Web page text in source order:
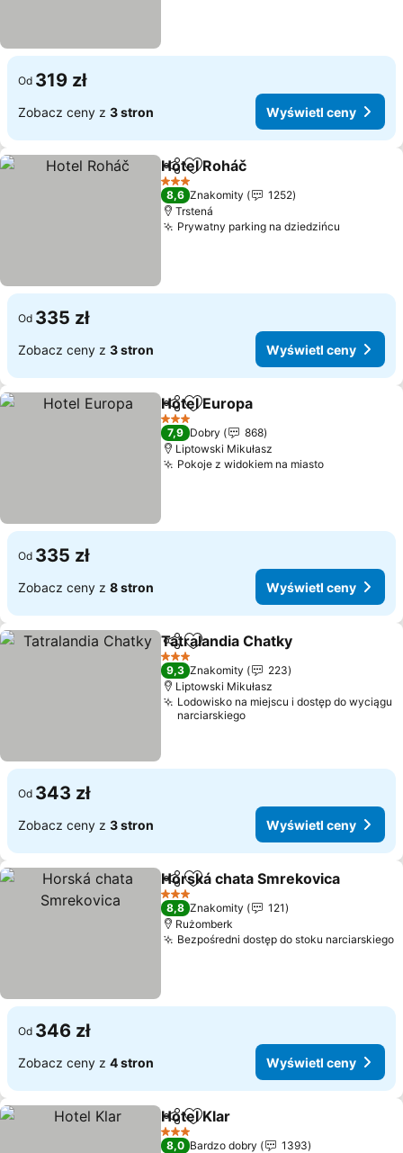
Od 319 zł
Zobacz ceny z 3 stron Wyświetl ceny
Udostępnij
Dodaj do ulubionych
Hotel Roháč
3 Kategoria
8,6 Znakomity
1252
Trstená
Prywatny parking na dziedzińcu
Od 335 zł
Zobacz ceny z 3 stron Wyświetl ceny
Udostępnij
Dodaj do ulubionych
Hotel Europa
3 Kategoria
7,9 Dobry
868
Liptowski Mikułasz
Pokoje z widokiem na miastoWyświetl
Od 335 zł
Zobacz ceny z 8 stron Wyświetl ceny
Udostępnij
Dodaj do ulubionych
Tatralandia Chatky
3 Kategoria
9,3 Znakomity
223
Liptowski Mikułasz
Lodowisko na miejscu i dostęp do wyciągu
narciarskiego
Od 343 zł
Zobacz ceny z 3 stron Wyświetl ceny
Udostępnij
Dodaj do ulubionych
Horská chata Smrekovica
3 Kategoria
8,8 Znakomity
121
Rużomberk
Bezpośredni dostęp do stoku narciarskiego
Od 346 zł
Zobacz ceny z 4 stron Wyświetl ceny
Udostępnij
Dodaj do ulubionych
Hotel Klar
3 Kategoria
8,0 Bardzo dobry
1393